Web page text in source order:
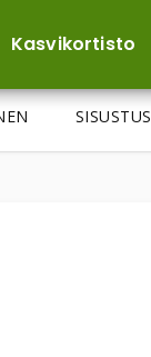
Kasvikortisto
SISUSTUS